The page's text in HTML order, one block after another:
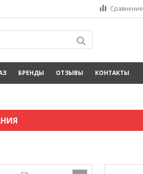
Сравнение
БРЕНДЫ ОТЗЫВЫ КОНТАКТЫ